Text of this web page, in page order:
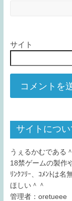
サイト
サイトについ
うぇるかむである
18禁ゲームの製作
ﾘﾝｸﾌﾘｰ、ｺﾒﾝﾄは名
ほしい＾＾
管理者：oretueee